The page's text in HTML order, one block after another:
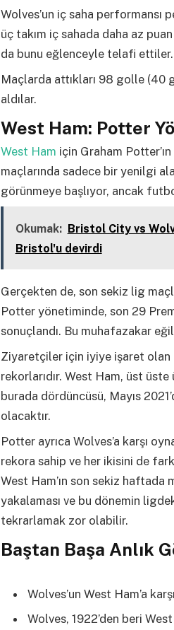
Wolves’un iç saha performansı
üç takım iç sahada daha az
da bunu eğlenceyle telafi ettiler.
Maçlarda attıkları 98 golle (40
aldılar.
West Ham: Potter
West Ham için Graham
maçlarında sadece bir yenilgi
görünmeye başlıyor, ancak
Okumak: Bristol City vs
Bristol'u devirdi
Gerçekten de, son sekiz lig
Potter yönetiminde, son 29
sonuçlandı. Bu muhafazakar
Ziyaretçiler için iyiye işaret olan
rekorlarıdır. West Ham, üst üste
burada dördüncüsü, Mayıs
olacaktır.
Potter ayrıca Wolves’a karşı
rekora sahip ve her ikisini de
West Ham’ın son sekiz haftada
yakalaması ve bu dönemin
tekrarlamak zor olabilir.
Baştan Başa Anlık
Wolves’un West Ham’a
Wolves, 1922’den beri